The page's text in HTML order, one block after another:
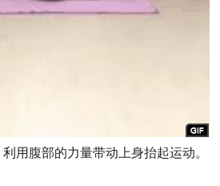
用腹部的力量带动上身抬起运动。